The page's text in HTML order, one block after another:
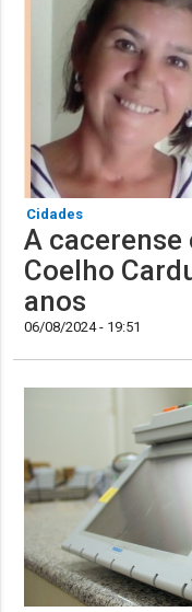
Cidades
A cacerense
Coelho
anos
06/08/2024 - 19:51